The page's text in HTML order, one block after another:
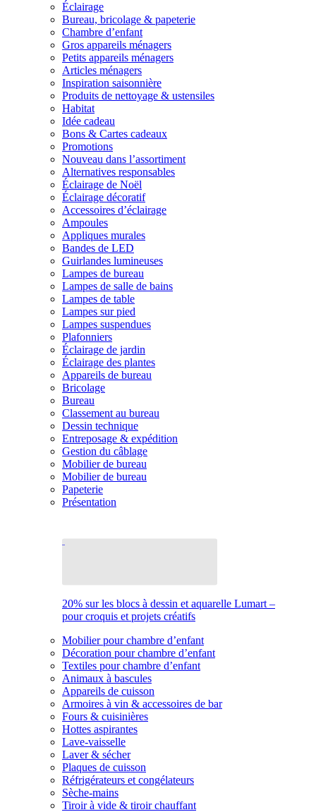
Éclairage
Bureau, bricolage & papeterie
Chambre d’enfant
Gros appareils ménagers
Petits appareils ménagers
Articles ménagers
Inspiration saisonnière
Produits de nettoyage & ustensiles
Habitat
Idée cadeau
Bons & Cartes cadeaux
Promotions
Nouveau dans l’assortiment
Alternatives responsables
Éclairage de Noël
Éclairage décoratif
Accessoires d’éclairage
Ampoules
Appliques murales
Bandes de LED
Guirlandes lumineuses
Lampes de bureau
Lampes de salle de bains
Lampes de table
Lampes sur pied
Lampes suspendues
Plafonniers
Éclairage de jardin
Éclairage des plantes
Appareils de bureau
Bricolage
Bureau
Classement au bureau
Dessin technique
Entreposage & expédition
Gestion du câblage
Mobilier de bureau
Mobilier de bureau
Papeterie
Présentation
20% sur les blocs à dessin et aquarelle Lumart –
pour croquis et projets créatifs
Mobilier pour chambre d’enfant
Décoration pour chambre d’enfant
Textiles pour chambre d’enfant
Animaux à bascules
Appareils de cuisson
Armoires à vin & accessoires de bar
Fours & cuisinières
Hottes aspirantes
Lave-vaisselle
Laver & sécher
Plaques de cuisson
Réfrigérateurs et congélateurs
Sèche-mains
Tiroir à vide & tiroir chauffant